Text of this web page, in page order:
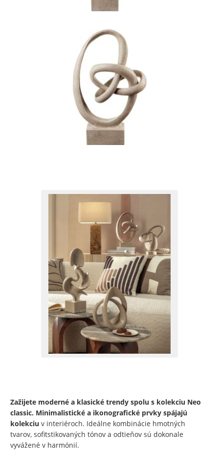
Zažijete moderné a klasické trendy spolu s kolekciu Neo
classic. Minimalistické a ikonografické prvky spájajú
kolekciu v interiéroch. Ideálne kombinácie hmotných
tvarov, sofitstikovaných tónov a odtieňov sú dokonale
vyvážené v harmónií.